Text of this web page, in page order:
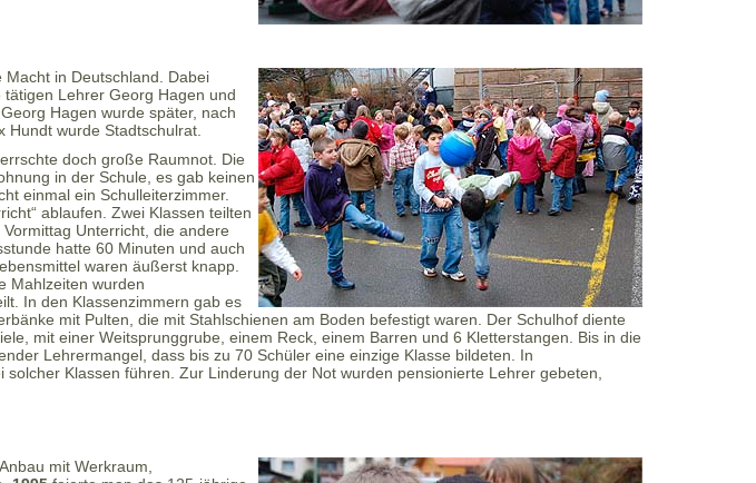
in Deutschland. Dabei
Lehrer Georg Hagen und
Hagen wurde später, nach
wurde Stadtschulrat.
doch große Raumnot. Die
in der Schule, es gab keinen
einmal ein Schulleiterzimmer.
ablaufen. Zwei Klassen teilten
Unterricht, die andere
hatte 60 Minuten und auch
waren äußerst knapp.
Mahlzeiten wurden
In den Klassenzimmern gab es
mit Pulten, die mit Stahlschienen am Boden befestigt waren. Der Schulhof diente
mit einer Weitsprunggrube, einem Reck, einem Barren und 6 Kletterstangen. Bis in die
Lehrermangel, dass bis zu 70 Schüler eine einzige Klasse bildeten. In
Klassen führen. Zur Linderung der Not wurden pensionierte Lehrer gebeten,
mit Werkraum,